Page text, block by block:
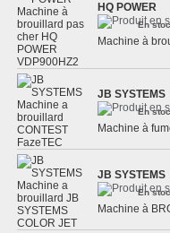
HQ POWER
En
Machine à
JB SYSTEMS
En
Machine à
JB SYSTEMS
En
Machine à